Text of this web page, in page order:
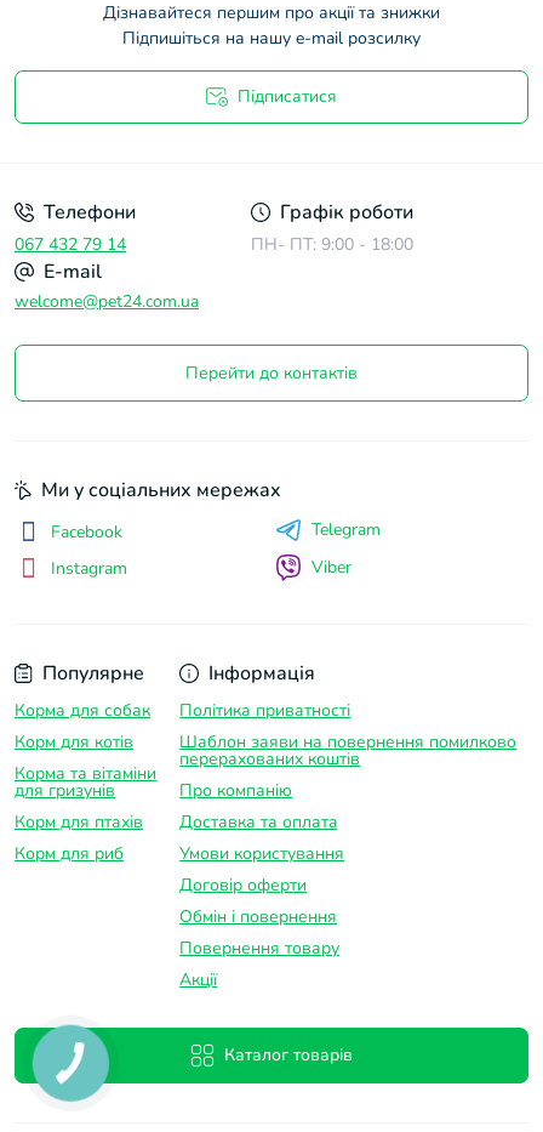
Дізнавайтеся першим про акції та знижки
Підпишіться на нашу e-mail розсилку
Підписатися
Телефони
067 432 79 14
Графік роботи
ПН- ПТ: 9:00 - 18:00
E-mail
welcome@pet24.com.ua
Перейти до контактів
Популярне
Корма для собак
Корм для котів
Корма та вітаміни
для гризунів
Корм для птахів
Корм для риб
Інформація
Політика приватності
Шаблон заяви на повернення помилково
перерахованих коштів
Про компанію
Доставка та оплатa
Умови користування
Договір оферти
Обмін і повернення
Повернення товару
Акції
Каталог товарів
Ми у соціальних мережах
Facebook
Instagram
Telegram
Viber